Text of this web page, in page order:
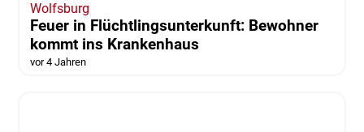
Wolfsburg